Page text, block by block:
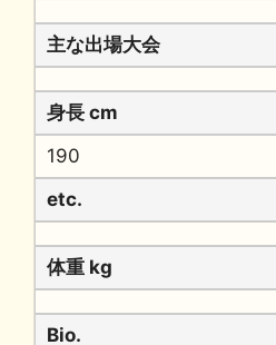
主な出場大会
身長 cm
190
etc.
体重 kg
Bio.